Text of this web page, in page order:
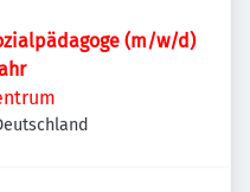
(m/w/d)